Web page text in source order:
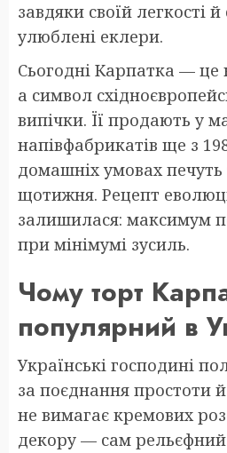
завдяки своїй легкості
улюблені еклери.
Сьогодні Карпатка — це
а символ
випічки. Її продають у
напівфабрикатів ще з
домашніх умовах печуть
щотижня. Рецепт
залишилася: максимум
при мінімумі зусиль.
Чому торт
популярний в
Українські господині
за поєднання простоти
не вимагає кремових
декору — сам